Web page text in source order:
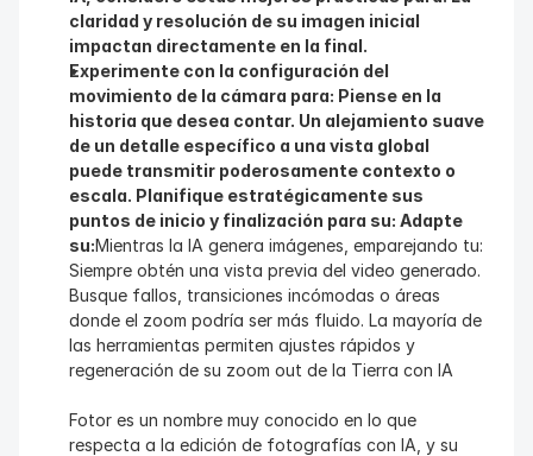
claridad y resolución de su imagen inicial
impactan directamente en la final.
Experimente con la configuración del
movimiento de la cámara para: Piense en la
historia que desea contar. Un alejamiento suave
de un detalle específico a una vista global
puede transmitir poderosamente contexto o
escala. Planifique estratégicamente sus
puntos de inicio y finalización para su: Adapte
su:Mientras la IA genera imágenes, emparejando tu:
Siempre obtén una vista previa del video generado.
Busque fallos, transiciones incómodas o áreas
donde el zoom podría ser más fluido. La mayoría de
las herramientas permiten ajustes rápidos y
regeneración de su zoom out de la Tierra con IA
Fotor es un nombre muy conocido en lo que
respecta a la edición de fotografías con IA, y su